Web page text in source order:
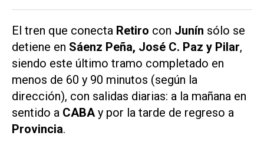
El tren que conecta Retiro con Junín sólo se
detiene en Sáenz Peña, José C. Paz y Pilar,
siendo este último tramo completado en
menos de 60 y 90 minutos (según la
dirección), con salidas diarias: a la mañana en
sentido a CABAy por la tarde de regreso a
Provincia.